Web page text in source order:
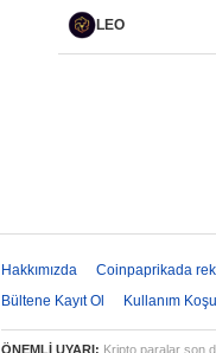
LEO
Hakkımızda Coinpaprikada
Bültene Kayıt Ol
Kullanım
ÖNEMLİ UYARI: Kripto paralar son